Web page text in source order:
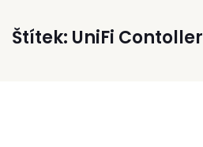
Štítek: UniFi Contoller